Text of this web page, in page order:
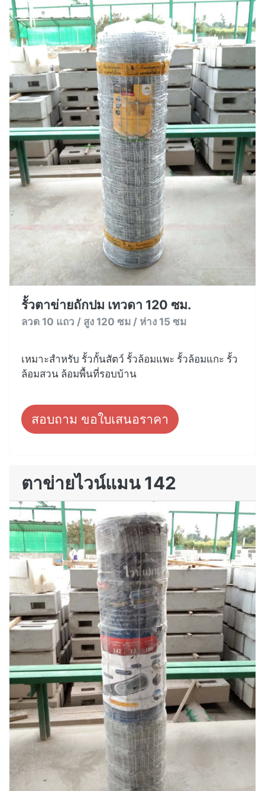
รั้วตาข่ายถักปม เทวดา 120 ซม.
ลวด 10 แถว / สูง 120 ซม / ห่าง 15 ซม
เหมาะสำหรับ รั้วกั้นสัตว์ รั้วล้อมแพะ รั้วล้อมแกะ รั้ว
ล้อมสวน ล้อมพื้นที่รอบบ้าน
สอบถาม ขอใบเสนอราคา
ตาข่ายไวน์แมน 142